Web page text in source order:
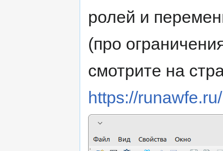
ролей и
(про
смотрите на
https://